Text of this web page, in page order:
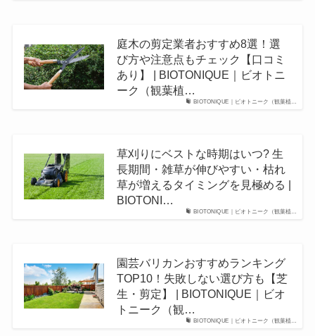
BIOTONIQUE｜ビオトニーク（観葉植…
庭木の剪定業者おすすめ8選！選
び方や注意点もチェック【口コミ
あり】 | BIOTONIQUE｜ビオトニ
ーク（観葉植…
BIOTONIQUE｜ビオトニーク（観葉植…
草刈りにベストな時期はいつ? 生
長期間・雑草が伸びやすい・枯れ
草が増えるタイミングを見極める |
BIOTONI…
BIOTONIQUE｜ビオトニーク（観葉植…
園芸バリカンおすすめランキング
TOP10！失敗しない選び方も【芝
生・剪定】 | BIOTONIQUE｜ビオ
トニーク（観…